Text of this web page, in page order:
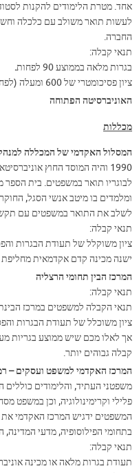
אחד. מטרת הלימודים להקנות
לעשות תואר משולב עם כלכלה
החברה.
תנאי קבלה:
בגרות מלאה בממוצע 90 לפחות
.
ציון פסיכומטרי של 600 ומעלה (לפחות 85 בפרק האנגלית)
האוניברסיטה הפתוחה
מכללות
המסלול האקדמי של המכללה
1990 והיה המוסד החוץ
לבוגריו תואר במשפטים. בית
ומלמדים בו מיטב אנשי הסגל,
לשלב את התואר במשפטים עם
תנאי קבלה:
ציון משוקלל של תעודת הבגרות
ישנה מכינה קדם אקדמאית מחליפת
המרכז הבין תחומי הרצליה
תנאי קבלה:
תנאי הקבלה למשפטים במרכז
ציון משוכלל של תעודת הבגרות
קבלה גבוהים יותר.
המרכז האקדמי למשפט ועסקים –
משפטני העתיד, והלימודים
פלילי וקרימינולוגיה, וכן במשפט
המשפטים ידגיש המרכז האקדמי
בתחומי הפילוסופיה, מדעי המדינה,
תנאי קבלה: